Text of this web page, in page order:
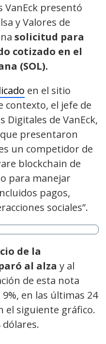
VanEck presentó
y Valores de
solicitud para
cotizado en el
(SOL).
en el sitio
contexto, el jefe de
Digitales de VanEck,
que presentaron
un competidor de
blockchain de
para manejar
pagos,
sociales”.
de la
al alza y al
de esta nota
en las últimas 24
el siguiente gráfico.
dólares.